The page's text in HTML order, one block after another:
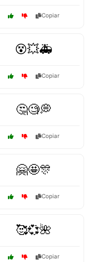
Copiar
😵💥🚑
Copiar
🤔🧐💭
Copiar
🤗🤩🎊
Copiar
🥰💞🌺
Copiar